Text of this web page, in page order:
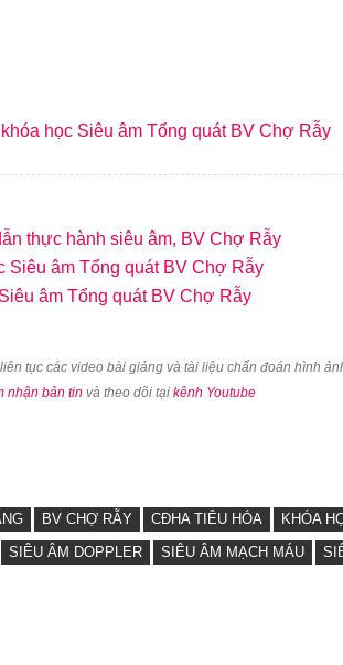
học Siêu âm Tổng quát BV Chợ Rẫy
thực hành siêu âm, BV Chợ Rẫy
Siêu âm Tổng quát BV Chợ Rẫy
âm Tổng quát BV Chợ Rẫy
tục các video bài giảng và tài liệu chẩn đoán hình
nhận bản tin và theo dõi tại kênh Youtube
BV CHỢ RẪY CĐHA TIÊU HÓA KHÓA
SIÊU ÂM DOPPLER SIÊU ÂM MẠCH MÁU